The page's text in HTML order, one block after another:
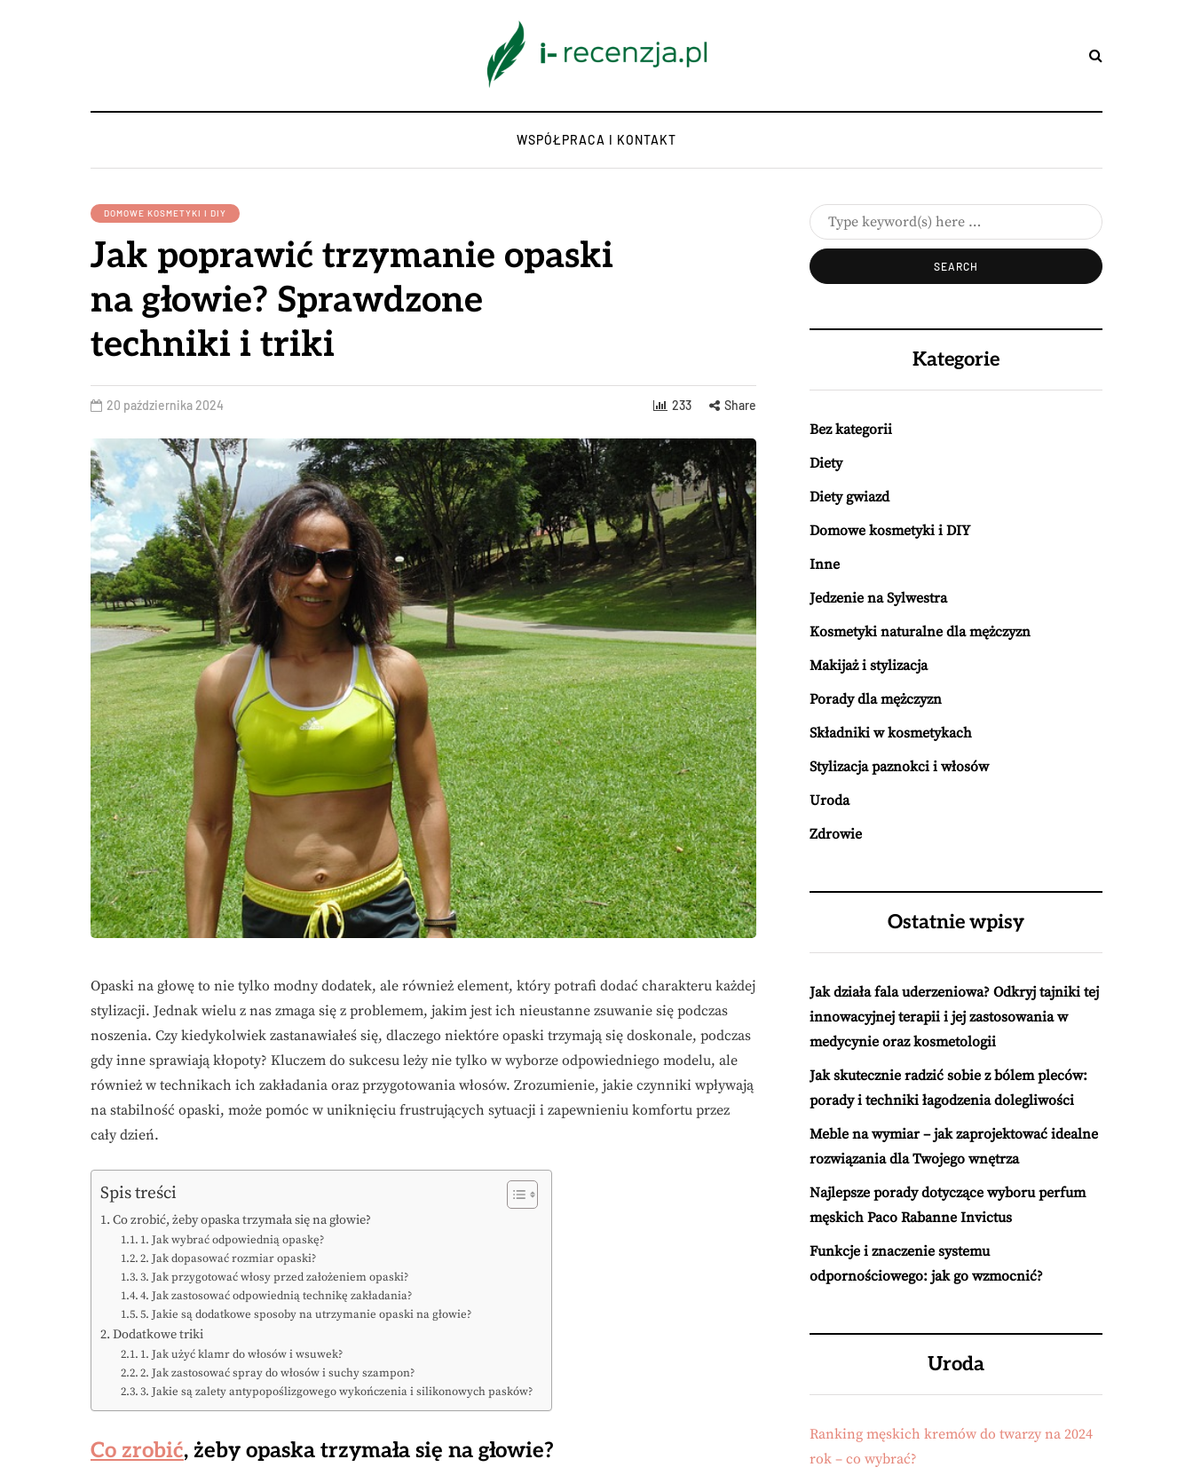
WSPÓŁPRACA I KONTAKT
DOMOWE KOSMETYKI I DIY
Jak poprawić trzymanie opaski
na głowie? Sprawdzone
techniki i triki
20 października 2024 233 Share
Opaski na głowę to nie tylko modny dodatek, ale również element, który potrafi dodać charakteru każdej
stylizacji. Jednak wielu z nas zmaga się z problemem, jakim jest ich nieustanne zsuwanie się podczas
noszenia. Czy kiedykolwiek zastanawiałeś się, dlaczego niektóre opaski trzymają się doskonale, podczas
gdy inne sprawiają kłopoty? Kluczem do sukcesu leży nie tylko w wyborze odpowiedniego modelu, ale
również w technikach ich zakładania oraz przygotowania włosów. Zrozumienie, jakie czynniki wpływają
na stabilność opaski, może pomóc w uniknięciu frustrujących sytuacji i zapewnieniu komfortu przez
cały dzień.
Spis treści
Co zrobić, żeby opaska trzymała się na głowie?
1. Jak wybrać odpowiednią opaskę?
2. Jak dopasować rozmiar opaski?
3. Jak przygotować włosy przed założeniem opaski?
4. Jak zastosować odpowiednią technikę zakładania?
5. Jakie są dodatkowe sposoby na utrzymanie opaski na głowie?
Dodatkowe triki
1. Jak użyć klamr do włosów i wsuwek?
2. Jak zastosować spray do włosów i suchy szampon?
3. Jakie są zalety antypopoślizgowego wykończenia i silikonowych pasków?
Co zrobić, żeby opaska trzymała się na głowie?
Kategorie
Bez kategorii
Diety
Diety gwiazd
Domowe kosmetyki i DIY
Inne
Jedzenie na Sylwestra
Kosmetyki naturalne dla mężczyzn
Makijaż i stylizacja
Porady dla mężczyzn
Składniki w kosmetykach
Stylizacja paznokci i włosów
Uroda
Zdrowie
Ostatnie wpisy
Jak działa fala uderzeniowa? Odkryj tajniki tej
innowacyjnej terapii i jej zastosowania w
medycynie oraz kosmetologii
Jak skutecznie radzić sobie z bólem pleców:
porady i techniki łagodzenia dolegliwości
Meble na wymiar – jak zaprojektować idealne
rozwiązania dla Twojego wnętrza
Najlepsze porady dotyczące wyboru perfum
męskich Paco Rabanne Invictus
Funkcje i znaczenie systemu
odpornościowego: jak go wzmocnić?
Uroda
Ranking męskich kremów do twarzy na 2024
rok – co wybrać?